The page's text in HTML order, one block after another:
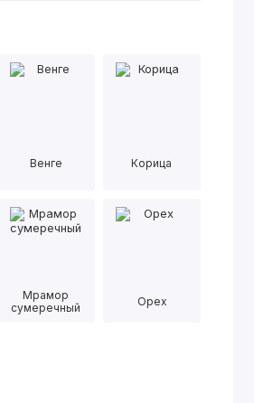
Венге Корица
Мрамор
сумеречный
Орех